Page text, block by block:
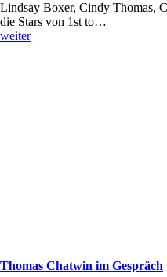
Lindsay Boxer, Cindy Thomas,
die Stars von 1st to…
weiter
Thomas Chatwin im Gespräch